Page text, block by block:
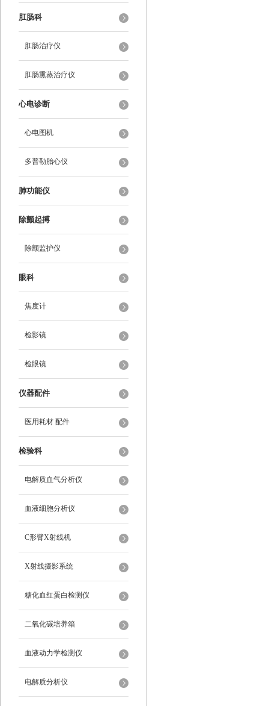
肛肠科
肛肠治疗仪
肛肠熏蒸治疗仪
心电诊断
心电图机
多普勒胎心仪
肺功能仪
除颤起搏
除颤监护仪
眼科
焦度计
检影镜
检眼镜
仪器配件
医用耗材 配件
检验科
电解质血气分析仪
血液细胞分析仪
C形臂X射线机
X射线摄影系统
糖化血红蛋白检测仪
二氧化碳培养箱
血液动力学检测仪
电解质分析仪